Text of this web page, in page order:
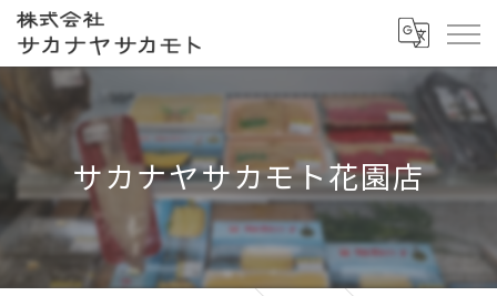
サカナヤサカモト花園店